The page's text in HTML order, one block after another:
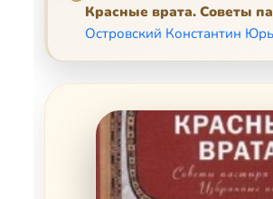
Красные врата. Советы
Островский Константин